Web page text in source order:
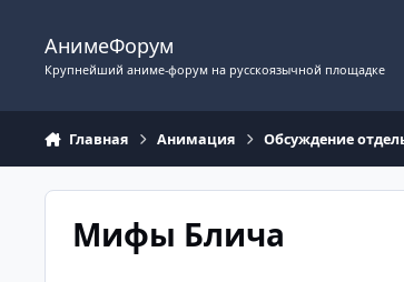
АнимеФорум
Крупнейший аниме-форум на русскоязычной площадке
Главная Анимация Обсуждение
Мифы Блича